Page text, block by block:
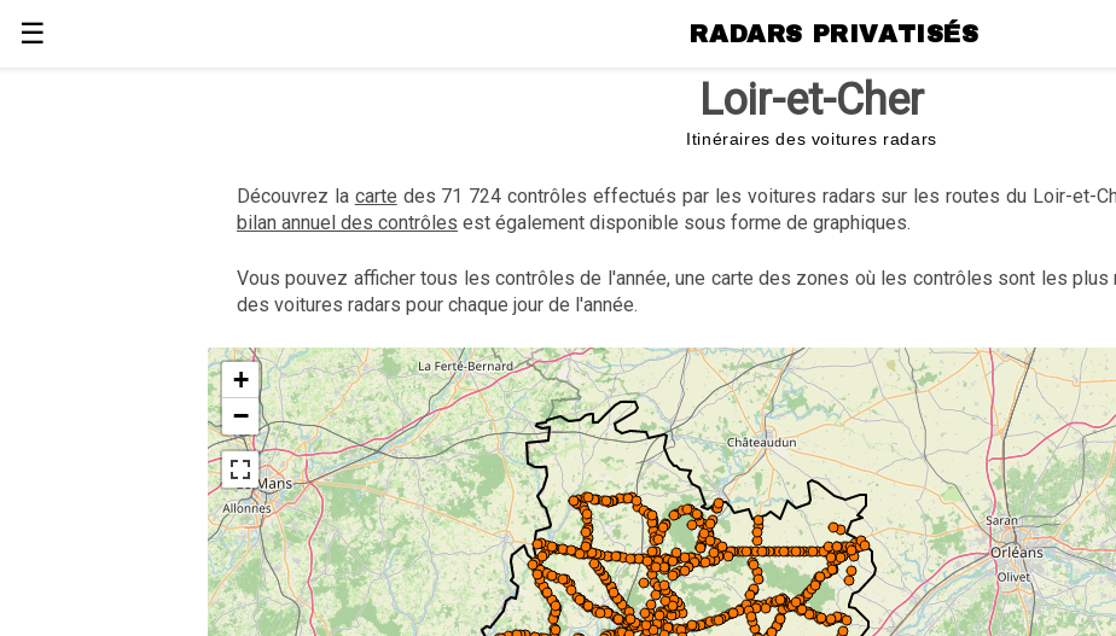
☰ RADARS PRIVATISÉS
Loir-et-Cher
Itinéraires des voitures radars
Découvrez la carte des 71 724 contrôles effectués par les voitures radars sur les routes du Loir-et-
bilan annuel des contrôles est également disponible sous forme de graphiques.
Vous pouvez afficher tous les contrôles de l'année, une carte des zones où les contrôles sont les plus
des voitures radars pour chaque jour de l'année.
+
−